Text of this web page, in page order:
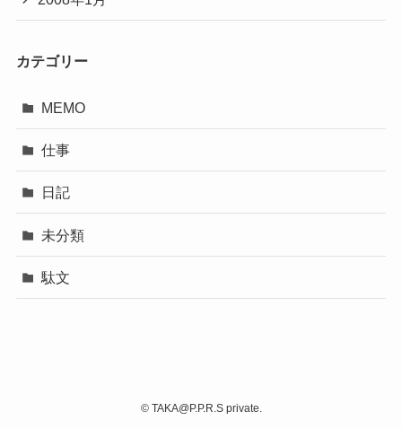
カテゴリー
MEMO
仕事
日記
未分類
駄文
©TAKA@P.P.R.S private.